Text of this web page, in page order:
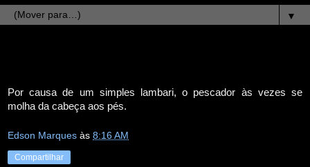
▼
Por causa de um simples lambari, o pescador às vezes se
molha da cabeça aos pés.
Edson Marques às 8:16 AM
Compartilhar